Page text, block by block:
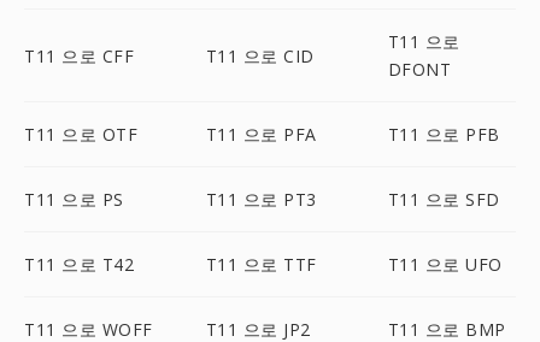
T11 으로 CFF T11 으로 CID
T11 으로
DFONT
T11 으로 OTF T11 으로 PFA T11 으로 PFB
T11 으로 PS T11 으로 PT3 T11 으로 SFD
T11 으로 T42 T11 으로 TTF T11 으로 UFO
T11 으로 WOFF T11 으로 JP2 T11 으로 BMP